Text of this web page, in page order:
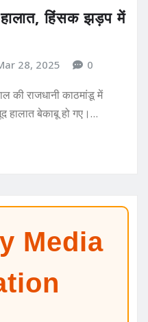
हिंसक झड़प में
28, 2025 0
की राजधानी काठमांडू में
हालात बेकाबू हो गए।…
Media